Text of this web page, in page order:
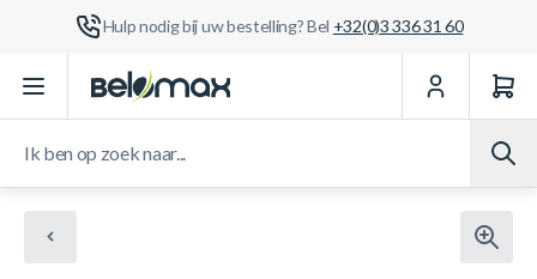
Hulp nodig bij uw bestelling? Bel +32(0)3 336 31 60
Ga naar de inhoud